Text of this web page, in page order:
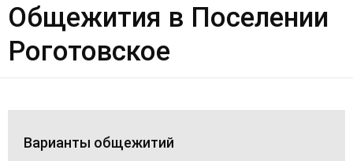
Общежития в Поселении
Роготовское
Варианты общежитий